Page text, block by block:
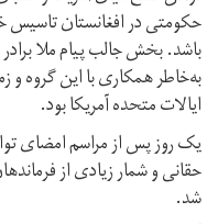
حکومتی در افغانستان
باشد. بخش جالب پیام ملا
به‌خاطر همکاری با این گروه و
ایالات متحده آمریکا بود.
یک روز پس از مراسم امضای
حقانی و شمار زیادی از
شد.